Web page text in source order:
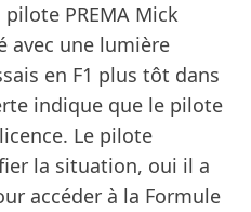
PREMA Mick
avec une lumière
en F1 plus tôt dans
indique que le pilote
Le pilote
la situation, oui il a
accéder à la Formule